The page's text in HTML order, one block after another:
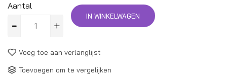
Aantal
IN WINKELWAGEN
Voeg toe aan verlanglijst
Toevoegen om te vergelijken